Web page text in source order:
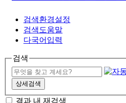
검색환경설정
검색도움말
다국어입력
검색
상세검색
결과 내 재검색